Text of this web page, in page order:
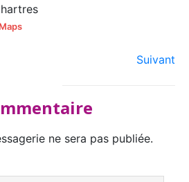
Suivant
ne sera pas publiée.